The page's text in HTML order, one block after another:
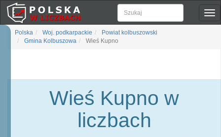
Polska Woj. podkarpackie
Powiat kolbuszowski
Gmina Kolbuszowa
Wieś Kupno
Wieś Kupno w
liczbach